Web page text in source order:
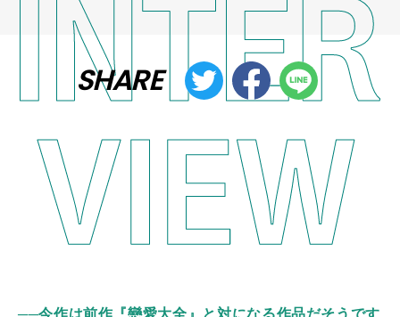
SHARE
──今作は前作『戀愛大全』と対になる作品だそうです